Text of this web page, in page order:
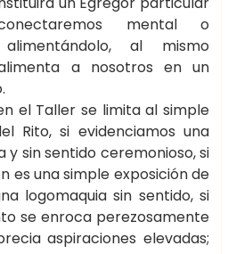
mental o
alimentándolo, al mismo
a nosotros en un
el Taller se limita al simple
Rito, si evidenciamos una
sin sentido ceremonioso, si
es una simple exposición de
logomaquia sin sentido, si
se enroca perezosamente
aspiraciones elevadas;